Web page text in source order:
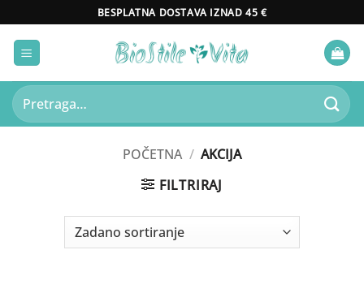
to
content
BESPLATNA DOSTAVA IZNAD 45 €
Pretraži:
POČETNA / AKCIJA
FILTRIRAJ